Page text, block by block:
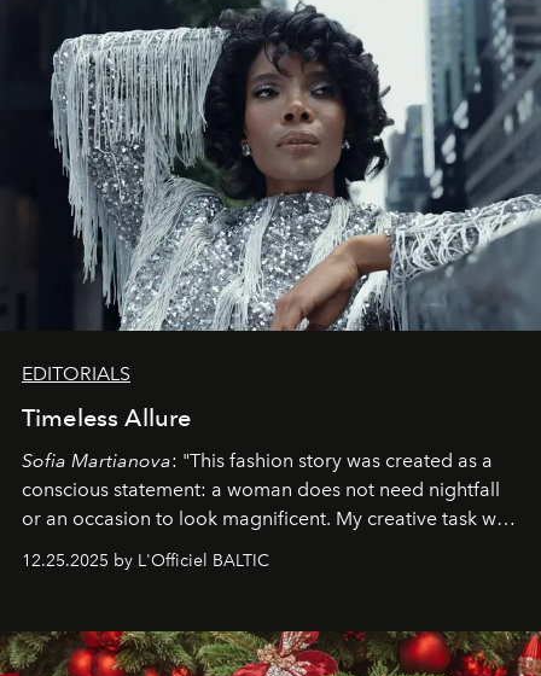
EDITORIALS
Timeless Allure
Sofia Martianova: "This fashion story was created as a
conscious statement: a woman does not need nightfall
or an occasion to look magnificent. My creative task was
that lives freely, confidently, and without permission. I
elegance is not hidden by darkness but revealed
through clarity, movement, and presence."
12.25.2025 by L'Officiel BALTIC